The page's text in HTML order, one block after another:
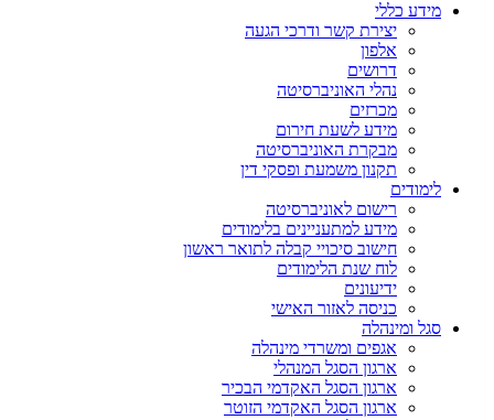
מידע כללי
יצירת קשר ודרכי הגעה
אלפון
דרושים
נהלי האוניברסיטה
מכרזים
מידע לשעת חירום
מבקרת האוניברסיטה
תקנון משמעת ופסקי דין
לימודים
רישום לאוניברסיטה
מידע למתעניינים בלימודים
חישוב סיכויי קבלה לתואר ראשון
לוח שנת הלימודים
ידיעונים
כניסה לאזור האישי
סגל ומינהלה
אגפים ומשרדי מינהלה
ארגון הסגל המנהלי
ארגון הסגל האקדמי הבכיר
ארגון הסגל האקדמי הזוטר